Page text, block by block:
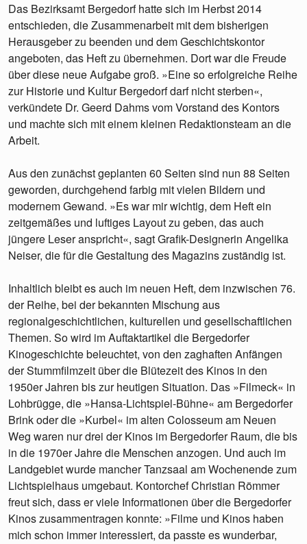
Das Bezirksamt Bergedorf hatte sich im Herbst 2014
entschieden, die Zusammenarbeit mit dem bisherigen
Herausgeber zu beenden und dem Geschichtskontor
angeboten, das Heft zu übernehmen. Dort war die Freude
über diese neue Aufgabe groß. »Eine so erfolgreiche Reihe
zur Historie und Kultur Bergedorf darf nicht sterben«,
verkündete Dr. Geerd Dahms vom Vorstand des Kontors
und machte sich mit einem kleinen Redaktionsteam an die
Arbeit.
Aus den zunächst geplanten 60 Seiten sind nun 88 Seiten
geworden, durchgehend farbig mit vielen Bildern und
modernem Gewand. »Es war mir wichtig, dem Heft ein
zeitgemäßes und luftiges Layout zu geben, das auch
jüngere Leser anspricht«, sagt Grafik-Designerin Angelika
Neiser, die für die Gestaltung des Magazins zuständig ist.
Inhaltlich bleibt es auch im neuen Heft, dem inzwischen 76.
der Reihe, bei der bekannten Mischung aus
regionalgeschichtlichen, kulturellen und gesellschaftlichen
Themen. So wird im Auftaktartikel die Bergedorfer
Kinogeschichte beleuchtet, von den zaghaften Anfängen
der Stummfilmzeit über die Blütezeit des Kinos in den
1950er Jahren bis zur heutigen Situation. Das »Filmeck« in
Lohbrügge, die »Hansa-Lichtspiel-Bühne« am Bergedorfer
Brink oder die »Kurbel« im alten Colosseum am Neuen
Weg waren nur drei der Kinos im Bergedorfer Raum, die bis
in die 1970er Jahre die Menschen anzogen. Und auch im
Landgebiet wurde mancher Tanzsaal am Wochenende zum
Lichtspielhaus umgebaut. Kontorchef Christian Römmer
freut sich, dass er viele Informationen über die Bergedorfer
Kinos zusammentragen konnte: »Filme und Kinos haben
mich schon immer interessiert, da passte es wunderbar,